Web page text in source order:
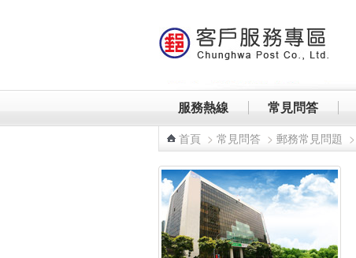
服務熱線 常見問答
首頁 > 常見問答 > 郵務常見問題 >